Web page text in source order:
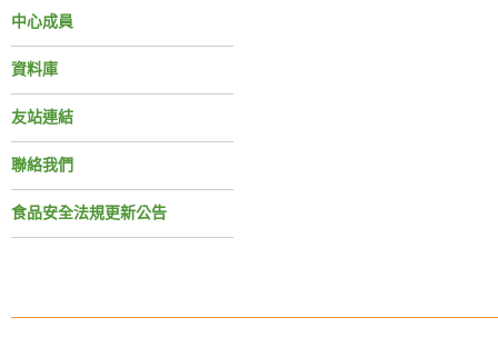
中心成員
資料庫
友站連結
聯絡我們
食品安全法規更新公告